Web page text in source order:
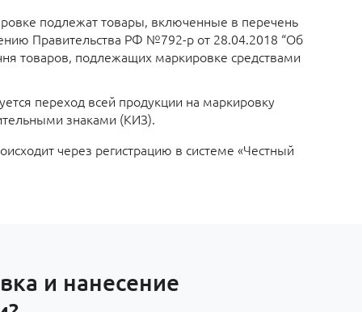
подлежат товары, включенные в перечень
Правительства РФ №792-р от 28.04.2018 “Об
товаров, подлежащих маркировке средствами
переход всей продукции на маркировку
знаками (КИЗ).
через регистрацию в системе «Честный
и нанесение